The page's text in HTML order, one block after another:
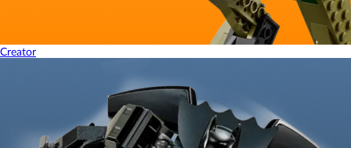
Creator